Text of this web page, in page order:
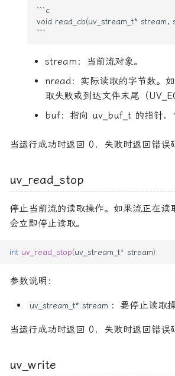
```c
void read_cb(uv_stream_t*
stream：当前流对象。
nread：实际读取的字节数。
取失败或到达文件末尾（
buf：指向 uv_buf_t 的指针，
当运行成功时返回 0，失败时返回错误
uv_read_stop
停止当前流的读取操作。如果流正在读
会立即停止读取。
int uv_read_stop(uv_stream_t* stream);
参数说明：
uv_stream_t* stream ：要停止读取
当运行成功时返回 0，失败时返回错误
uv_write